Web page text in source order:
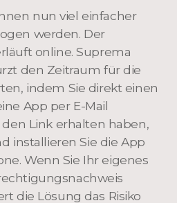
nun viel einfacher
werden. Der
online. Suprema
den Zeitraum für die
indem Sie direkt einen
App per E-Mail
den Link erhalten haben,
installieren Sie die App
Wenn Sie Ihr eigenes
die Lösung das Risiko